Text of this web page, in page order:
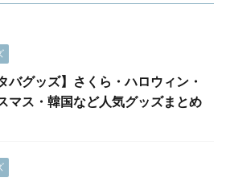
バグッズ】さくら・ハロウィン・
マス・韓国など人気グッズまとめ